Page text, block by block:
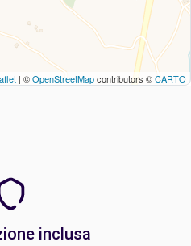
| ©OpenStreetMapcontributors ©CARTO
inclusa